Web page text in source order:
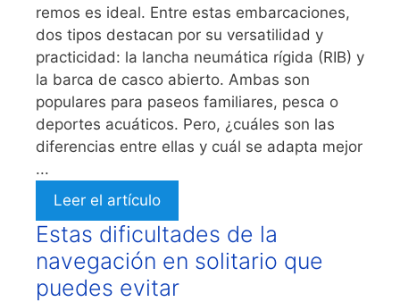
remos es ideal. Entre estas embarcaciones,
dos tipos destacan por su versatilidad y
practicidad: la lancha neumática rígida (RIB) y
la barca de casco abierto. Ambas son
populares para paseos familiares, pesca o
deportes acuáticos. Pero, ¿cuáles son las
diferencias entre ellas y cuál se adapta mejor
...
Leer el artículo
Estas dificultades de la
navegación en solitario que
puedes evitar